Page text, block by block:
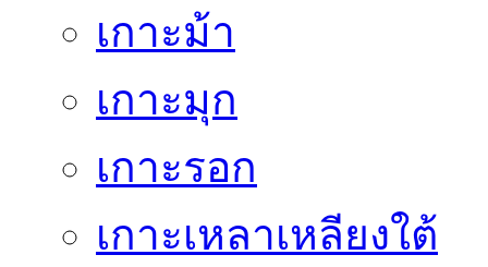
เกาะม้า
เกาะมุก
เกาะรอก
เกาะเหลาเหลียงใต้